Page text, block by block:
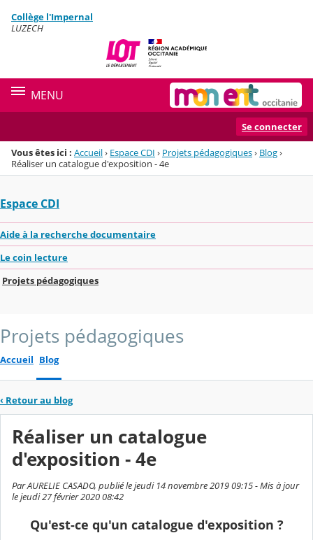
Menu de la rubrique
Contenu
Collège l'Impernal
LUZECH
MENU
Se connecter
Vous êtes ici : Accueil› Espace CDI › Projets pédagogiques› Blog›
Réaliser un catalogue d'exposition - 4e
Espace CDI
Aide à la recherche documentaire
Le coin lecture
Projets pédagogiques
Projets pédagogiques
Accueil Blog
‹ Retour au blog
Réaliser un catalogue
d'exposition - 4e
Par AURELIE CASADO, publié le jeudi 14 novembre 2019 09:15 - Mis à jour
le jeudi 27 février 2020 08:42
Qu'est-ce qu'un catalogue d'exposition ?